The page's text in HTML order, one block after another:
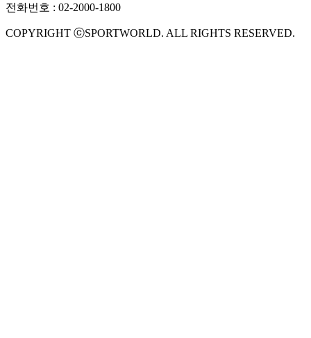
전화번호 : 02-2000-1800
COPYRIGHT ⓒSPORTWORLD. ALL RIGHTS RESERVED.